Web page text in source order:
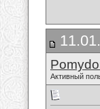
Активный